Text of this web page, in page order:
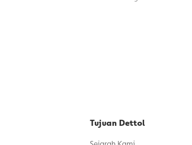
Tujuan Dettol